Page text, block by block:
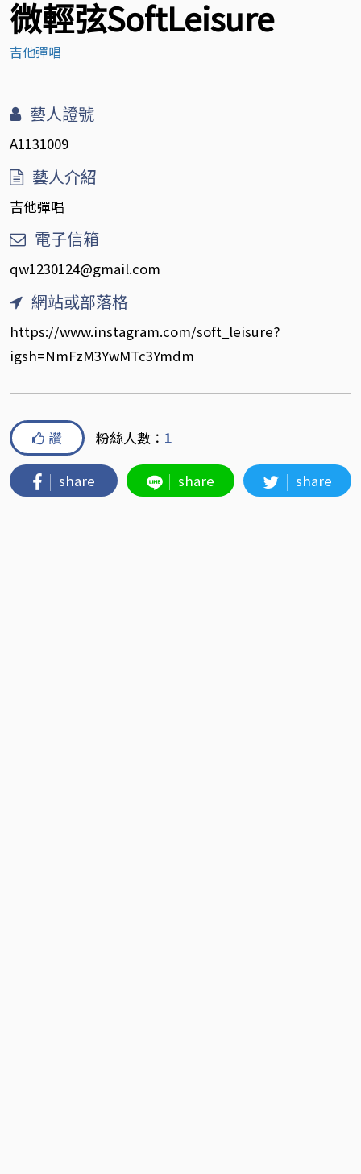
微輕弦SoftLeisure
吉他彈唱
藝人證號
A1131009
藝人介紹
吉他彈唱
電子信箱
qw1230124@gmail.com
網站或部落格
https://www.instagram.com/soft_leisure?
igsh=NmFzM3YwMTc3Ymdm
讚 粉絲人數： 1
share share share